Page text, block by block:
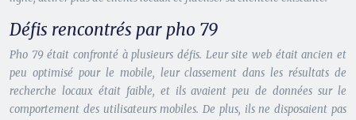
Défis rencontrés par pho 79
Pho 79 était confronté à plusieurs défis. Leur site web était ancien et
peu optimisé pour le mobile, leur classement dans les résultats de
recherche locaux était faible, et ils avaient peu de données sur le
comportement des utilisateurs mobiles. De plus, ils ne disposaient pas